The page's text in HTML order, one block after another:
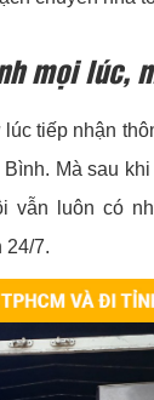
mọi lúc,
tiếp nhận
Mà sau
vẫn luôn có
24/7.